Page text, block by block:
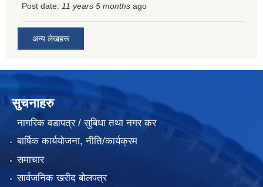
Post date: 11 years 5 months ago
अन्य लेखहरू
सुचनाहरु
नागरिक वडापत्र / सुबिधा तथा नगर कर
बार्षिक कार्ययोजना, नीति/कार्यक्रम
समाचार
सार्वजनिक खरीद बोलपत्र